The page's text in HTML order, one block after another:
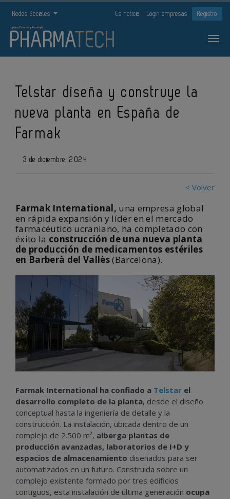
Redes Sociales Es noticia Login empresas Registro
Telstar diseña y construye la
nueva planta en España de
Farmak
3 de diciembre, 2024
< Volver
Farmak International, una empresa global
en rápida expansión y líder en el mercado
farmacéutico ucraniano, ha completado con
éxito la construcción de una nueva planta
de producción de medicamentos estériles
en Barberà del Vallès(Barcelona).
Farmak International ha confiado a Telstar el
desarrollo completo de la planta, desde el diseño
conceptual hasta la ingeniería de detalle y la
construcción. La instalación, ubicada dentro de un
complejo de 2.500 m², alberga plantas de
producción avanzadas, laboratorios de I+D y
espacios de almacenamiento diseñados para ser
automatizados en un futuro. Construida sobre un
complejo existente formado por tres edificios
contiguos, esta instalación de última generación ocupa